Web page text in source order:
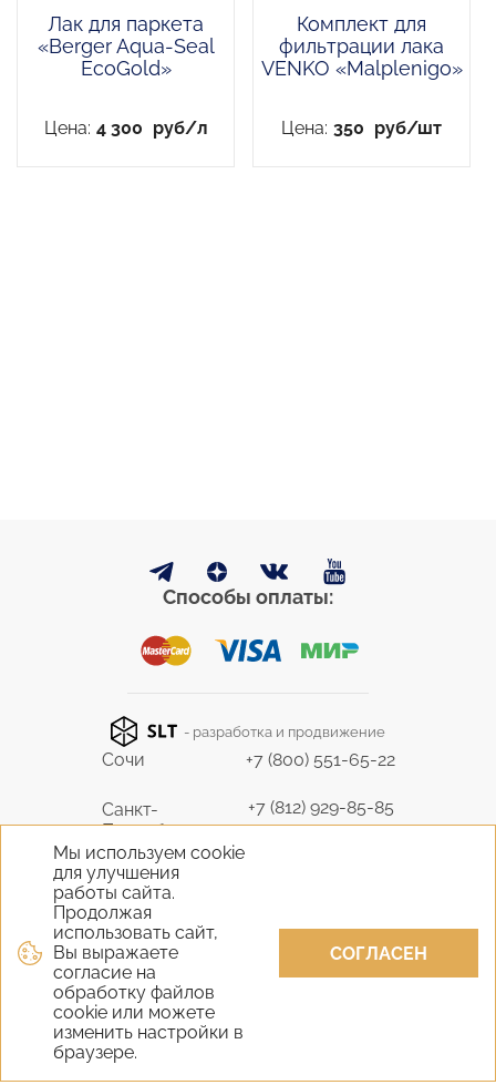
Мы используем cookie
для улучшения
работы сайта.
Продолжая
использовать сайт,
Вы выражаете
согласие на
обработку файлов
cookie или можете
изменить настройки в
браузере.
СОГЛАСЕН
Лак для паркета
«Berger Aqua-Seal
EcoGold»
Цена: 4 300 руб/л
Комплект для
фильтрации лака
VENKO «Malplenigo»
Цена: 350 руб/шт
Способы оплаты:
- разработка и продвижение
Сочи +7 (800) 551-65-22
Санкт-
Петербург
+7 (812) 929-85-85
9298585@bk.ru
Москва
Крым
+7 (978) 824-31-10
vernisage-c@mail.ru
Екатеринбург